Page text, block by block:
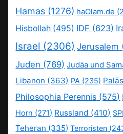
Hamas (1276) haOlam.de
Hisbollah (495) IDF (623)
Israel (2306) Jerusalem
Juden (769) Judäa und
Libanon (363) PA (235)
Philosophia Perennis (575)
Horn (271) Russland (410)
Teheran (335) Terroristen